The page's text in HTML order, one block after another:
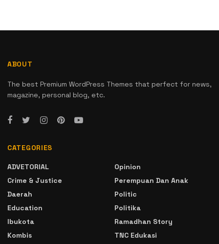
ABOUT
The best Premium WordPress Themes that perfect for news,
magazine, personal blog, etc.
CATEGORIES
ADVETORIAL
Crime & Justice
Daerah
Education
Ibukota
Kombis
Opinion
Perempuan Dan Anak
Politic
Politika
Ramadhan Story
TNC Edukasi